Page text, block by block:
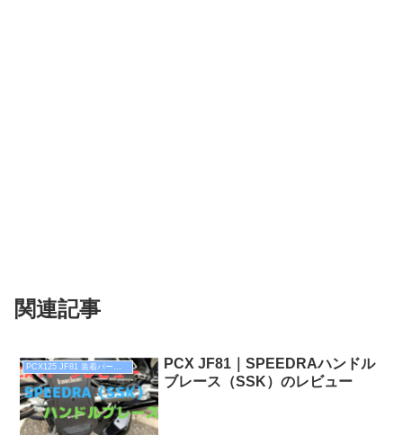
関連記事
PCX JF81｜SPEEDRAハンドル
ブレース（SSK）のレビュー